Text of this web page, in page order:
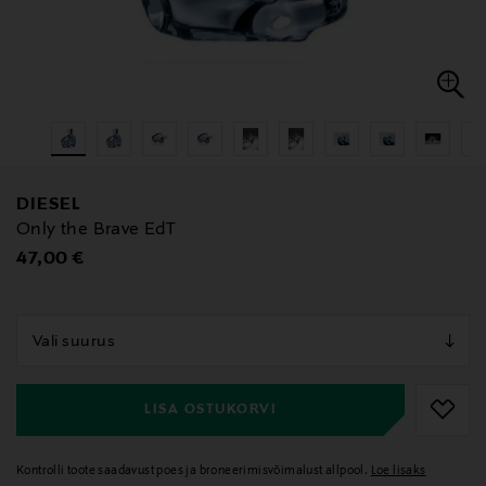
DIESEL
Only the Brave EdT
Original Price
47,00 €
LISA OSTUKORVI
Kontrolli toote saadavust poes ja broneerimisvõimalust allpool. Loe lisaks